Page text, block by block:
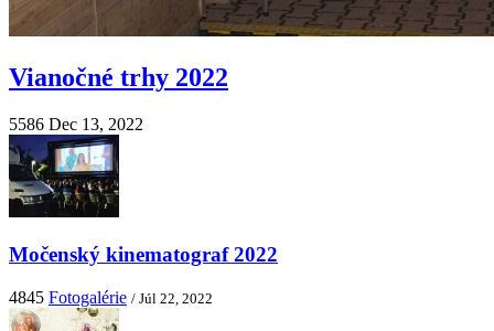
Vianočné trhy 2022
5586 Dec 13, 2022
Močenský kinematograf 2022
4845 Fotogalérie / Júl 22, 2022